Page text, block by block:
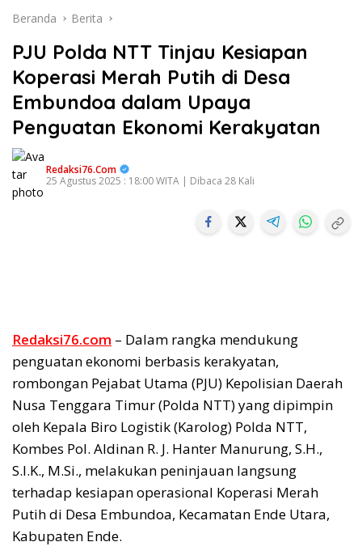
Beranda Berita
PJU Polda NTT Tinjau Kesiapan
Koperasi Merah Putih di Desa
Embundoa dalam Upaya
Penguatan Ekonomi Kerakyatan
Redaksi76.com
25 Agustus 2025 : 18:00 WITA | Dibaca 28 Kali
Redaksi76.com – Dalam rangka mendukung
penguatan ekonomi berbasis kerakyatan,
rombongan Pejabat Utama (PJU) Kepolisian Daerah
Nusa Tenggara Timur (Polda NTT) yang dipimpin
oleh Kepala Biro Logistik (Karolog) Polda NTT,
Kombes Pol. Aldinan R. J. Hanter Manurung, S.H.,
S.I.K., M.Si., melakukan peninjauan langsung
terhadap kesiapan operasional Koperasi Merah
Putih di Desa Embundoa, Kecamatan Ende Utara,
Kabupaten Ende.